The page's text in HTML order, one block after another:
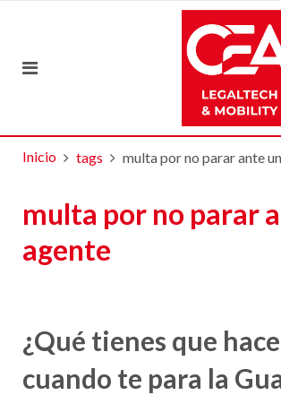
Inicio tags multa por no parar ante
multa por no parar
agente
¿Qué tienes que
cuando te para la